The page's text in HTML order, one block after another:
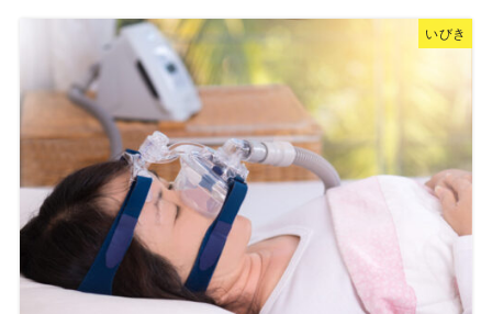
いびき